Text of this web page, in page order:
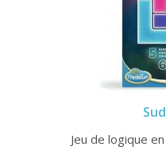
Jeu de logique